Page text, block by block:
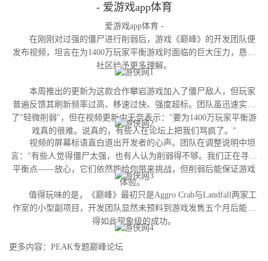
- 爱游戏app体育
爱游戏app体育 -
在刚刚对过强的僵尸进行削弱后，游戏《巅峰》的开发团队便
发布视频，坦言在为1400万玩家平衡游戏时面临的巨大压力，恳请
社区给予更多理解。
本周推出的更新为这款合作攀岩游戏加入了僵尸敌人，但玩家
普遍反馈其刷新频率过高、移速过快、强度超标。团队虽迅速实施
了"轻微削弱"，但在视频更新中无奈表示："要为1400万玩家平衡游
戏真的很难。说真的，有些人在论坛上把我们骂疯了。"
视频的屏幕标语直白道出开发者的心声。团队在调整说明中坦
言："有些人觉得僵尸太强，也有人认为削弱得不够。我们正在寻找
平衡点——放心，它们依然能给你带来挑战，但削弱后能保证游戏
体验。"
值得玩味的是，《巅峰》最初只是Aggro Crab与Landfall两家工
作室的小型副项目，开发团队显然未预料到游戏发售五个月后能获
得如此现象级的成功。
更多内容：PEAK专题巅峰论坛